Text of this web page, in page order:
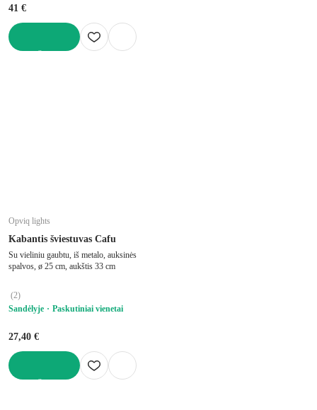
41 €
Opviq lights
Kabantis šviestuvas Cafu
Su vieliniu gaubtu, iš metalo, auksinės
spalvos, ø 25 cm, aukštis 33 cm
(2)
Sandėlyje
Paskutiniai vienetai
27,40 €